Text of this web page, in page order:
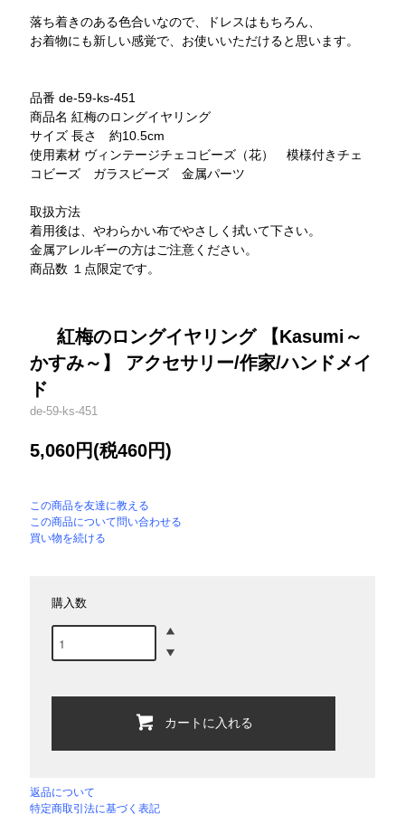
落ち着きのある色合いなので、ドレスはもちろん、
お着物にも新しい感覚で、お使いいただけると思います。
品番 de-59-ks-451
商品名 紅梅のロングイヤリング
サイズ 長さ 約10.5cm
使用素材 ヴィンテージチェコビーズ（花） 模様付きチェ
コビーズ ガラスビーズ 金属パーツ
取扱方法
着用後は、やわらかい布でやさしく拭いて下さい。
金属アレルギーの方はご注意ください。
商品数 １点限定です。
紅梅のロングイヤリング 【Kasumi～
かすみ～】 アクセサリー/作家/ハンドメイ
ド
de-59-ks-451
5,060円(税460円)
この商品を友達に教える
この商品について問い合わせる
買い物を続ける
購入数
カートに入れる
返品について
特定商取引法に基づく表記